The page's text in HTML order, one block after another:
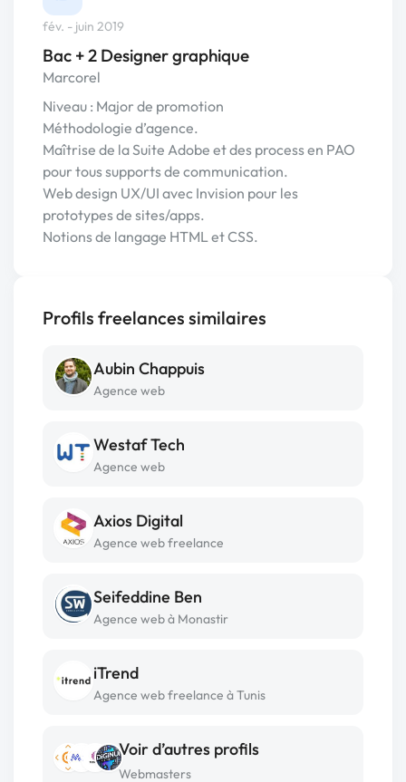
fév. - juin 2019
Bac + 2 Designer graphique
Marcorel
Niveau : Major de promotion
Méthodologie d’agence.
Maîtrise de la Suite Adobe et des process en PAO
pour tous supports de communication.
Web design UX/UI avec Invision pour les
prototypes de sites/apps.
Notions de langage HTML et CSS.
Profils freelances similaires
Aubin Chappuis
Agence web
Westaf Tech
Agence web
Axios Digital
Agence web freelance
Seifeddine Ben
Agence web à Monastir
iTrend
Agence web freelance à Tunis
Voir d’autres profils
Webmasters